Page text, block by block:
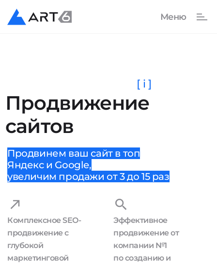
Продвижение
сайтов
[ i ]
Продвинем ваш сайт в топ
Яндекс и Google,
увеличим продажи от 3 до 15 раз
Комплексное SEO-
продвижение с
глубокой
маркетинговой
Эффективное
продвижение от
компании №1
по созданию и